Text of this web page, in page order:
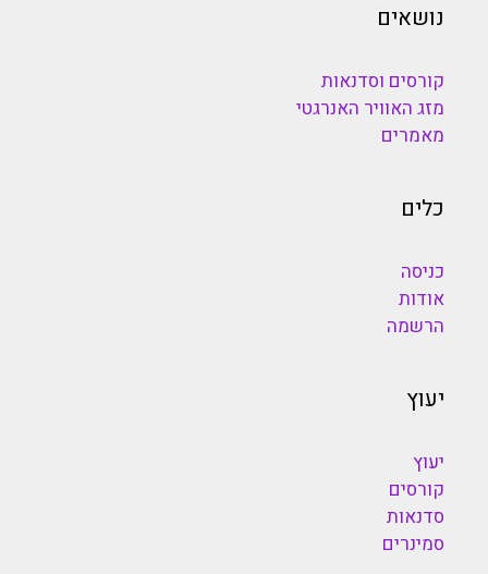
נושאים
קורסים וסדנאות
מזג האוויר האנרגטי
מאמרים
כלים
כניסה
אודות
הרשמה
יעוץ
יעוץ
קורסים
סדנאות
סמינרים